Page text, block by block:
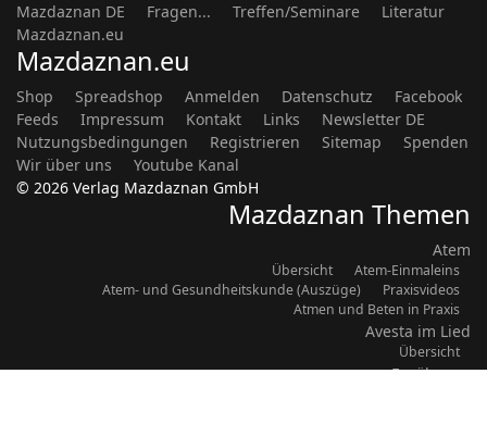
Mazdaznan DE Fragen... Treffen/Seminare
Literatur
Mazdaznan.eu
Mazdaznan.eu
Shop Spreadshop Anmelden Datenschutz
Facebook
Feeds
Impressum Kontakt Links
Newsletter DE
Nutzungsbedingungen
Registrieren Sitemap
Spenden
Wir über uns
Youtube Kanal
© 2026 Verlag Mazdaznan GmbH
Mazdaznan Themen
Atem
Übersicht
Atem-Einmaleins
Atem- und Gesundheitskunde (Auszüge)
Praxisvideos
Atmen und Beten in Praxis
Avesta im Lied
Übersicht
Ernährung